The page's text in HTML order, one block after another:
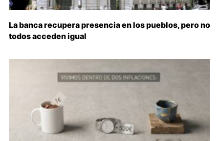
La banca recupera presencia en los pueblos, pero no
todos acceden igual